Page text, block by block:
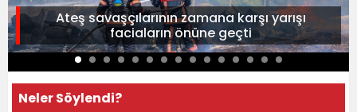
Ateş savaşçılarının zamana karşı yarışı
faciaların önüne geçti
Neler Söylendi?